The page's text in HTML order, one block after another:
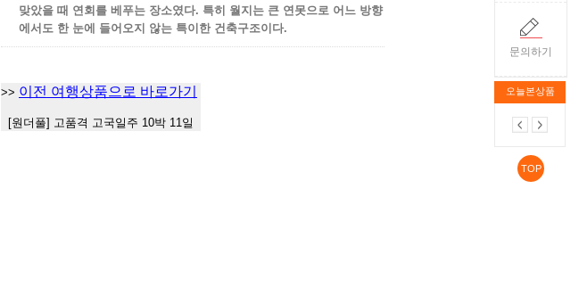
문의하기
오늘본상품
TOP
맞았을 때 연회를 베푸는 장소였다. 특히 월지는 큰 연못으로 어느 방향
에서도 한 눈에 들어오지 않는 특이한 건축구조이다.
>> 이전 여행상품으로 바로가기
[원더풀] 고품격 고국일주 10박 11일